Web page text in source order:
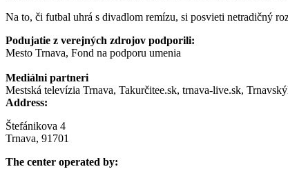
Na to, či futbal uhrá s divadlom remízu, si posvieti netradičný
Podujatie z verejných zdrojov podporili:
Mesto Trnava, Fond na podporu umenia
Mediálni partneri
Mestská televízia Trnava, Takurčitee.sk, trnava-live.sk,
Address:
Štefánikova 4
Trnava, 91701
The center operated by: